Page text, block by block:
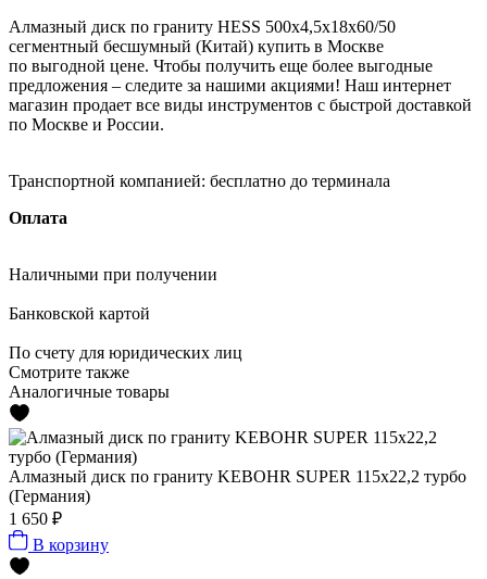
Алмазный диск по граниту HESS 500x4,5x18x60/50
сегментный бесшумный (Китай) купить в Москве
по выгодной цене. Чтобы получить еще более выгодные
предложения – следите за нашими акциями! Наш интернет
магазин продает все виды инструментов с быстрой доставкой
по Москве и России.
Транспортной компанией: бесплатно до терминала
Оплата
Наличными при получении
Банковской картой
По счету для юридических лиц
Смотрите также
Аналогичные товары
Алмазный диск по граниту KEBOHR SUPER 115x22,2 турбо
(Германия)
1 650 ₽
В корзину